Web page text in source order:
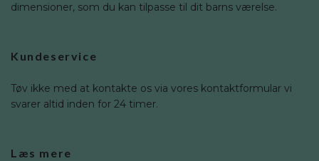
dimensioner, som du kan tilpasse til dit barns værelse.
Kundeservice
Tøv ikke med at kontakte os via vores kontaktformular vi
svarer altid inden for 24 timer.
Læs mere